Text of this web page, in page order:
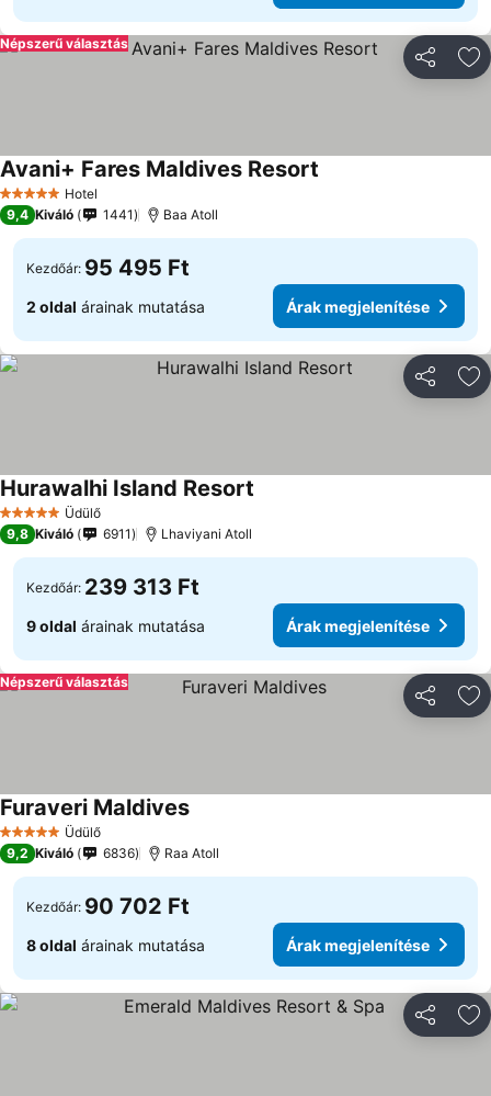
Népszerű választás
5 KategóriaHotel
Avani+ Fares Maldives Resort
9,4 Kiváló 1441 Baa Atoll
Kezdőár: 95 495 Ft
2 oldal árainak mutatása Árak megjelenítése
5 KategóriaÜdülő
Hurawalhi Island Resort
9,8 Kiváló 6911 Lhaviyani Atoll
Kezdőár: 239 313 Ft
9 oldal árainak mutatása Árak megjelenítése
Népszerű választás
5 KategóriaÜdülő
Furaveri MaldivesÁrak megjelenítése
9,2 Kiváló 6836 Raa Atoll
Kezdőár: 90 702 Ft
8 oldal árainak mutatása Árak megjelenítése